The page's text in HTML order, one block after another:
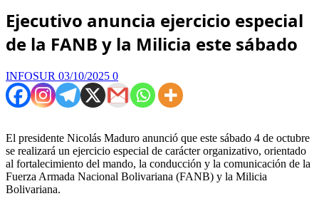
Ejecutivo anuncia ejercicio especial
de la FANB y la Milicia este sábado
INFOSUR 03/10/2025 0
El presidente Nicolás Maduro anunció que este sábado 4 de octubre
se realizará un ejercicio especial de carácter organizativo, orientado
al fortalecimiento del mando, la conducción y la comunicación de la
Fuerza Armada Nacional Bolivariana (FANB) y la Milicia
Bolivariana.